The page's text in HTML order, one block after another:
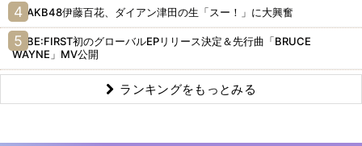
AKB48伊藤百花、ダイアン津田の生「スー！」に大興奮
BE:FIRST初のグローバルEPリリース決定＆先行曲「BRUCE
WAYNE」MV公開
ランキングをもっとみる